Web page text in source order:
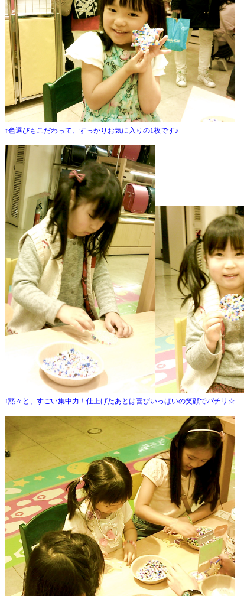
↑色選びもこだわって、すっかりお気に入りの1枚です♪
↑黙々と、すごい集中力！仕上げたあとは喜びいっぱいの笑顔でパチリ☆